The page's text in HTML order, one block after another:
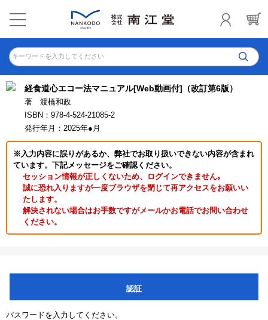
キーワードを入力してください
経食道心エコー法マニュアル[Web動画付]（改訂第6版）
著 渡橋和政
ISBN：978-4-524-21085-2
発行年月：2025年●月
※入力内容に誤りがあるか、弊社でお取り扱いできない内容が含まれ
ています。下記メッセージをご確認ください。
セッション情報が正しくないため、ログインできません｡
誠に恐れ入りますが一度ブラウザを閉じて再アクセスをお願いい
たします。
解決されない場合はお手数ですがメールかお電話でお問い合わせ
ください。
認証
パスワードを入力してください。